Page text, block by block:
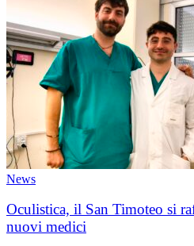
News
Oculistica, il San Timoteo si
nuovi medici